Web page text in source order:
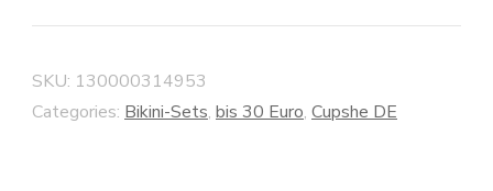
SKU: 130000314953
Categories: Bikini-Sets, bis 30 Euro, Cupshe DE